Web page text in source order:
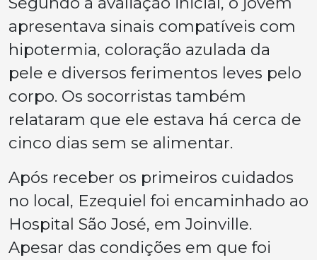
apresentava sinais compatíveis com
hipotermia, coloração azulada da
pele e diversos ferimentos leves pelo
corpo. Os socorristas também
relataram que ele estava há cerca de
cinco dias sem se alimentar.
Após receber os primeiros cuidados
no local, Ezequiel foi encaminhado ao
Hospital São José, em Joinville.
Apesar das condições em que foi